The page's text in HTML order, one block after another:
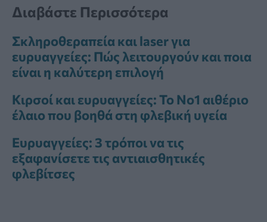
Διαβάστε Περισσότερα
Σκληροθεραπεία και laser για
ευρυαγγείες: Πώς λειτουργούν και ποια
είναι η καλύτερη επιλογή
Κιρσοί και ευρυαγγείες: Το Νο1 αιθέριο
έλαιο που βοηθά στη φλεβική υγεία
Ευρυαγγείες: 3 τρόποι να τις
εξαφανίσετε τις αντιαισθητικές
φλεβίτσες